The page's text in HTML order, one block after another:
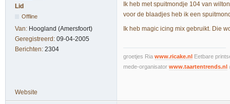
Lid
Offline
Van: Hoogland (Amersfoort)
Geregistreerd: 09-04-2005
Berichten: 2304
Ik heb met spuitmondje 104 van
voor de blaadjes heb ik een
Ik heb magic icing mix gebruikt. Die
groetjes Ria www.ricake.nl Eetbare
mede-organisator www.taartentrends.nl
Website